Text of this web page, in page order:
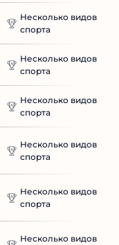
Несколько видов
спорта
Несколько видов
спорта
Несколько видов
спорта
Несколько видов
спорта
Несколько видов
спорта
Несколько видов